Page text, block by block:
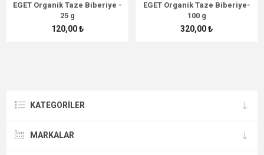
EGET Organik Taze Biberiye -
25 g
120,00 ₺
EGET Organik Taze Biberiye-
100 g
320,00 ₺
KATEGORİLER
MARKALAR